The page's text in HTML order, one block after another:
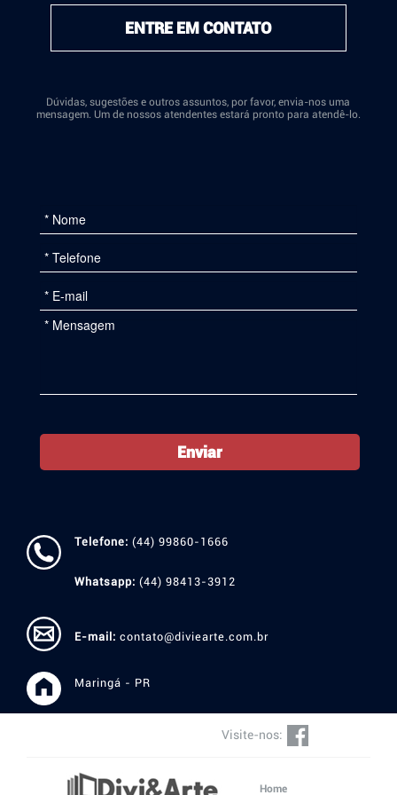
ENTRE EM CONTATO
Dúvidas, sugestões e outros assuntos, por favor, envia-nos uma
mensagem. Um de nossos atendentes estará pronto para atendê-lo.
mail:
Enviar
Telefone: (44) 99860-1666
Whatsapp: (44) 98413-3912
E-mail: contato@diviearte.com.br
Maringá - PR
Visite-nos:
Home